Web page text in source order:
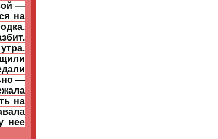
—
на
—
на
нее